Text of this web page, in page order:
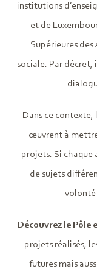
institutions
et de
Supérieures
sociale. Par décret,
Dans ce contexte,
œuvrent à
projets. Si
de sujets
volonté
Découvrez le Pôle
projets réalisés,
futures mais